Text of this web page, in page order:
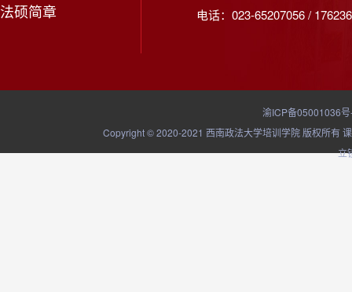
法硕简章
电话：023-65207056 /
渝ICP备05001036
Copyright © 2020-2021 西南政法大学培训学院 版权所有
立